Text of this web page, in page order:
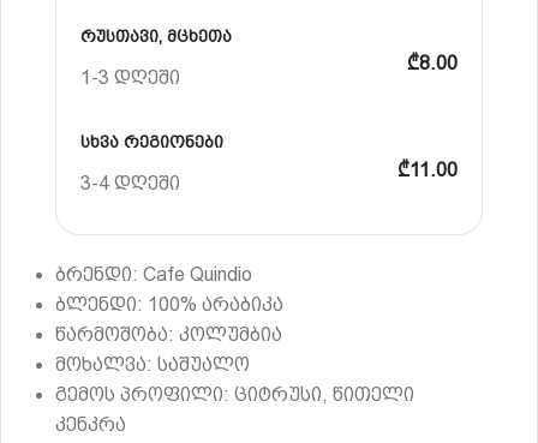
რუსთავი, მცხეთა
1-3 დღეში
₾8.00
სხვა რეგიონები
3-4 დღეში
₾11.00
ბრენდი: Cafe Quindio
ბლენდი: 100% არაბიკა
წარმოშობა: კოლუმბია
მოხალვა: საშუალო
გემოს პროფილი: ციტრუსი, წითელი
კენკრა